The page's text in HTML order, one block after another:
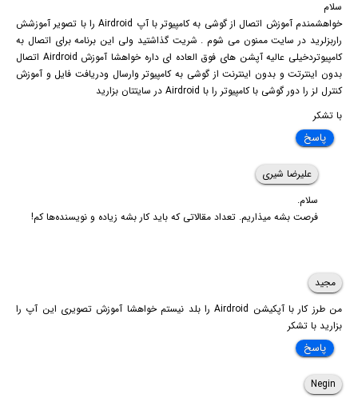
سلام
خواهشمندم آموزش اتصال از گوشی به کامپیوتر با آپ Airdroid را با تصویر آموزشش
راربزلرید در سایت ممنون می شوم . شریت گذاشتید ولی این برنامه برای اتصال به
کامپیوتردخیلی عالیه آپشن های فوق العاده ای داره خواهشا آموزش Airdroid اتصال
بدون اینترتت و بدون اینترنت از گوشی به کامپیوتر وارسال ودریافت فایل و آموزش
کنترل لز را دور گوشی با کامپیوتر را با Airdroid در سایتتان بزارید
با تشکر
پاسخ
علیرضا شیری
سلام.
فرصت بشه میذاریم. تعداد مقالاتی که باید کار بشه زیاده و نویسنده‌ها کم!
مجید
من طرز کار با آپکیشن Airdroid را بلد نیستم خواهشا آموزش تصویری این آپ را
بزارید با تشکر
پاسخ
Negin